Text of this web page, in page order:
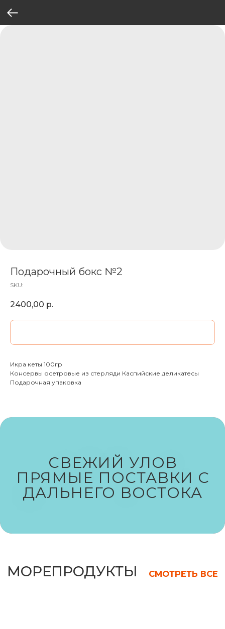
Подарочный бокс №2
SKU:
2400,00 р.
Икра кеты 100гр
Консервы осетровые из стерляди Каспийские деликатесы
Подарочная упаковка
СВЕЖИЙ УЛОВ
ПРЯМЫЕ ПОСТАВКИ С
ДАЛЬНЕГО ВОСТОКА
СМОТРЕТЬ ВСЕ